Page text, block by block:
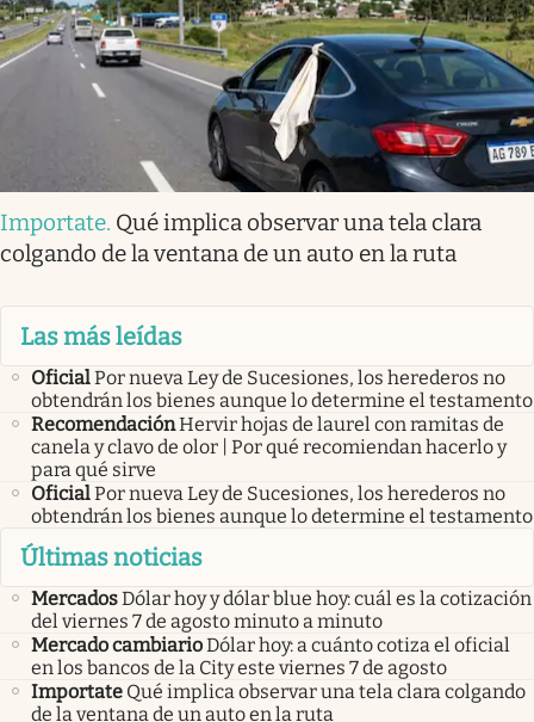
Importate. Qué implica observar una tela clara
colgando de la ventana de un auto en la ruta
Las más leídas
OficialPor nueva Ley de Sucesiones, los herederos no
obtendrán los bienes aunque lo determine el testamento
RecomendaciónHervir hojas de laurel con ramitas de
canela y clavo de olor | Por qué recomiendan hacerlo y
para qué sirve
OficialPor nueva Ley de Sucesiones, los herederos no
obtendrán los bienes aunque lo determine el testamento
Últimas noticias
MercadosDólar hoy y dólar blue hoy: cuál es la cotización
del viernes 7 de agosto minuto a minuto
Mercado cambiarioDólar hoy: a cuánto cotiza el oficial
en los bancos de la City este viernes 7 de agosto
Importate Qué implica observar una tela clara colgando
de la ventana de un auto en la ruta